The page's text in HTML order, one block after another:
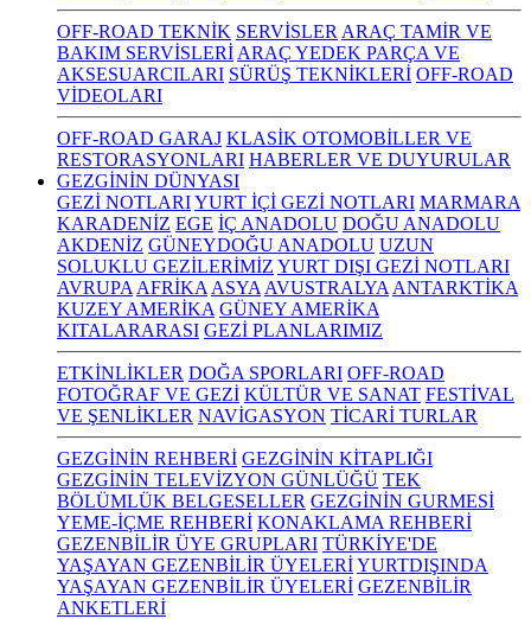
OFF-ROAD TEKNİK SERVİSLER ARAÇ TAMİR VE
BAKIM SERVİSLERİ ARAÇ YEDEK PARÇA VE
AKSESUARCILARI SÜRÜŞ TEKNİKLERİ OFF-ROAD
VİDEOLARI
OFF-ROAD GARAJ KLASİK OTOMOBİLLER VE
RESTORASYONLARI HABERLER VE DUYURULAR
GEZGİNİN DÜNYASI
GEZİ NOTLARIYURT İÇİ GEZİ NOTLARI MARMARA
KARADENİZ EGE İÇ ANADOLU DOĞU ANADOLU
AKDENİZ GÜNEYDOĞU ANADOLU UZUN
SOLUKLU GEZİLERİMİZ YURT DIŞI GEZİ NOTLARI
AVRUPA AFRİKA ASYA AVUSTRALYA ANTARKTİKA
KUZEY AMERİKA GÜNEY AMERİKA
KITALARARASI GEZİ PLANLARIMIZ
ETKİNLİKLER DOĞA SPORLARI OFF-ROAD
FOTOĞRAF VE GEZİ KÜLTÜR VE SANAT FESTİVAL
VE ŞENLİKLER NAVİGASYON TİCARİ TURLAR
GEZGİNİN REHBERİ GEZGİNİN KİTAPLIĞI
GEZGİNİN TELEVİZYON GÜNLÜĞÜ TEK
BÖLÜMLÜK BELGESELLER GEZGİNİN GURMESİ
YEME-İÇME REHBERİ KONAKLAMA REHBERİ
GEZENBİLİR ÜYE GRUPLARI TÜRKİYE'DE
YAŞAYAN GEZENBİLİR ÜYELERİYURTDIŞINDA
YAŞAYAN GEZENBİLİR ÜYELERİ GEZENBİLİR
ANKETLERİ